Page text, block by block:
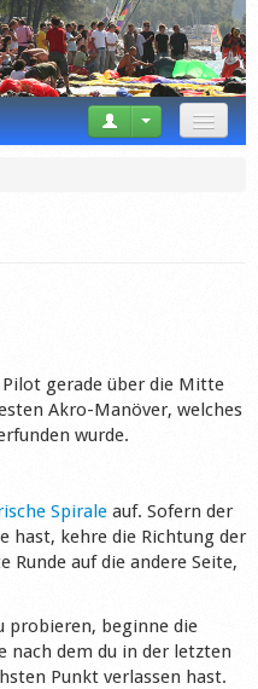
gerade über die Mitte
Akro-Manöver, welches
wurde.
Spirale auf. Sofern der
hast, kehre die Richtung der
Runde auf die andere Seite,
probieren, beginne die
nach dem du in der letzten
Punkt verlassen hast.